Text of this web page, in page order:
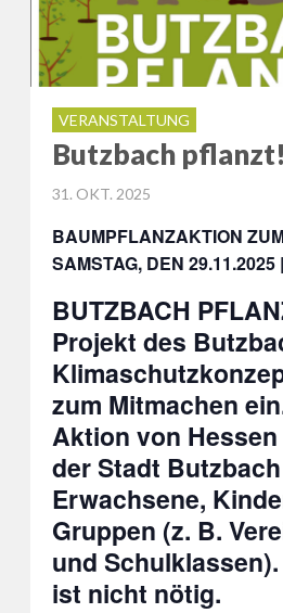
VERANSTALTUNG
Butzbach pflanzt!
POSTED
31. OKT. 2025
BAUMPFLANZAKTION
SAMSTAG, DEN 29.11.2025
BUTZBACH
Projekt des
zum Mitmachen
Aktion von
der Stadt
Erwachsene,
Gruppen (z. B.
und
ist nicht nötig.